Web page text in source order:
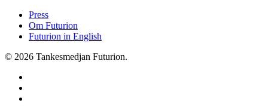
Press
Om Futurion
Futurion in English
© 2026 Tankesmedjan Futurion.